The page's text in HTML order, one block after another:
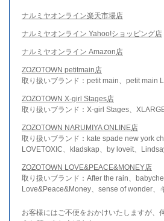
ナルミヤオンライン楽天市場店
ナルミヤオンライン Yahoo!ショッピング店
ナルミヤオンライン Amazon店
ZOZOTOWN petitmain店
取り扱いブランド：petit main、petit main
ZOZOTOWN X-girl Stages店
取り扱いブランド：X-girl Stages、
ZOZOTOWN NARUMIYA ONLINE店
取り扱いブランド：kate spade new york
LOVETOXIC、kladskap、by loveit、
ZOZOTOWN LOVE&PEACE&MONEY店
取り扱いブランド：After the rain、
Love&Peace&Money、sense of wonder、
お客様にはご不便をおかけいたしますが、